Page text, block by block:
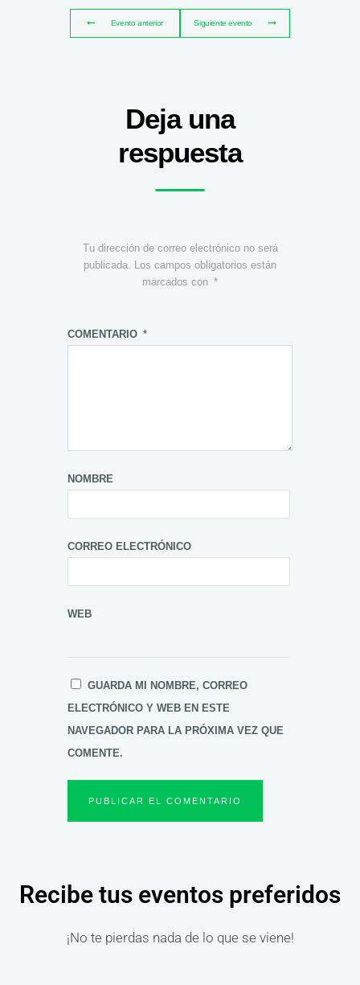
Evento anterior Siguiente evento
Deja una
respuesta
Tu dirección de correo electrónico no será
publicada. Los campos obligatorios están
marcados con *
COMENTARIO *
NOMBRE
CORREO ELECTRÓNICO
WEB
GUARDA MI NOMBRE, CORREO
ELECTRÓNICO Y WEB EN ESTE
NAVEGADOR PARA LA PRÓXIMA VEZ QUE
COMENTE.
Recibe tus eventos preferidos
¡No te pierdas nada de lo que se viene!